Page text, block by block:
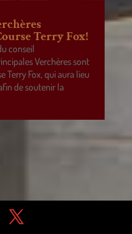
Terry Fox!
conseil
Verchères sont
Terry Fox, qui aura lieu
de soutenir la